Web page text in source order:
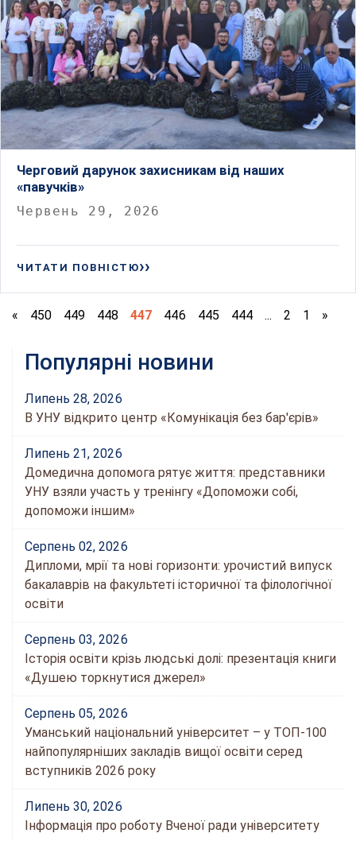
Черговий дарунок захисникам від наших
«павучків»
Червень 29, 2026
ЧИТАТИ ПОВНІСТЮ
« 450 449 448 447 446 445 444 ... 2 1 »
Популярні новини
Липень 28, 2026
В УНУ відкрито центр «Комунікація без бар'єрів»
Липень 21, 2026
Домедична допомога рятує життя: представники
УНУ взяли участь у тренінгу «Допоможи собі,
допоможи іншим»
Серпень 02, 2026
Дипломи, мрії та нові горизонти: урочистий випуск
бакалаврів на факультеті історичної та філологічної
освіти
Серпень 03, 2026
Історія освіти крізь людські долі: презентація книги
«Душею торкнутися джерел»
Серпень 05, 2026
Уманський національний університет – у ТОП-100
найпопулярніших закладів вищої освіти серед
вступників 2026 року
Липень 30, 2026
Інформація про роботу Вченої ради університету